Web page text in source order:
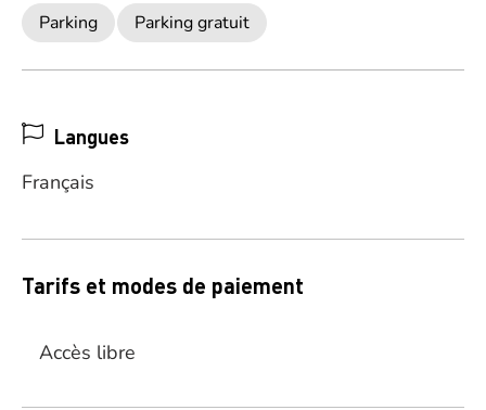
Parking Parking gratuit
Langues
Français
Tarifs et modes de paiement
Accès libre